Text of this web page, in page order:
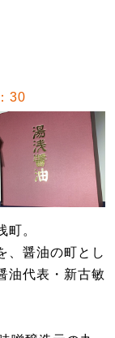
30
。
、醤油の町とし
油代表・新古敏